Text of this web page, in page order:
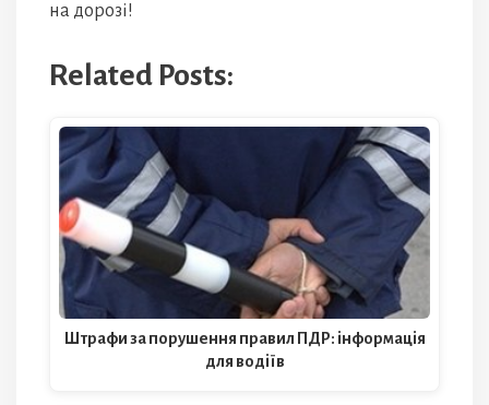
на дорозі!
Related Posts:
Штрафи за порушення правил ПДР: інформація
для водіїв